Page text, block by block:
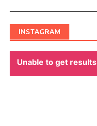
INSTAGRAM
Unable to get results